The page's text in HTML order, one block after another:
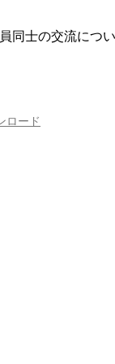
同士の交流につ
ロード